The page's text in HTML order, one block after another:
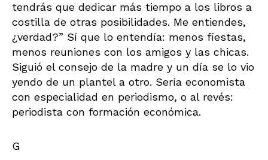
tendrás que dedicar más tiempo a los libros a
costilla de otras posibilidades. Me entiendes,
¿verdad?” Sí que lo entendía: menos fiestas,
menos reuniones con los amigos y las chicas.
Siguió el consejo de la madre y un día se lo vio
yendo de un plantel a otro. Sería economista
con especialidad en periodismo, o al revés:
periodista con formación económica.
G